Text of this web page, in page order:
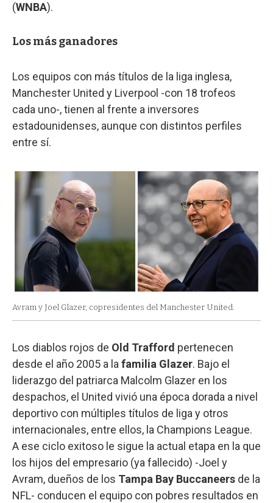
(WNBA).
Los más ganadores
Los equipos con más títulos de la liga inglesa,
Manchester United y Liverpool -con 18 trofeos
cada uno-, tienen al frente a inversores
estadounidenses, aunque con distintos perfiles
entre sí.
Avram y Joel Glazer, copresidentes del Manchester United.
Los diablos rojos de Old Trafford pertenecen
desde el año 2005 a lafamilia Glazer. Bajo el
liderazgo del patriarca Malcolm Glazer en los
despachos, el United vivió una época dorada a nivel
deportivo con múltiples títulos de liga y otros
internacionales, entre ellos, la Champions League.
A ese ciclo exitoso le sigue la actual etapa en la que
los hijos del empresario (ya fallecido) -Joel y
Avram, dueños de los Tampa Bay Buccaneers de la
NFL- conducen el equipo con pobres resultados en